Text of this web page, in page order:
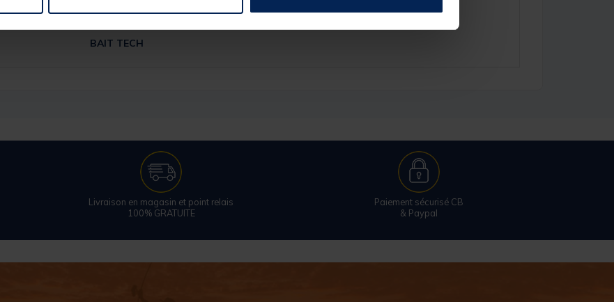
BAIT TECH
Livraison en magasin et point relais
100% GRATUITE
Paiement sécurisé CB
& Paypal